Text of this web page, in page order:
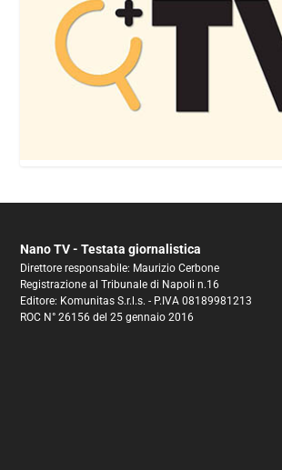
Nano TV - Testata giornalistica
Direttore responsabile: Maurizio Cerbone
Registrazione al Tribunale di Napoli n.16
Editore: Komunitas S.r.l.s. - P.IVA 08189981213
ROC N° 26156 del 25 gennaio 2016